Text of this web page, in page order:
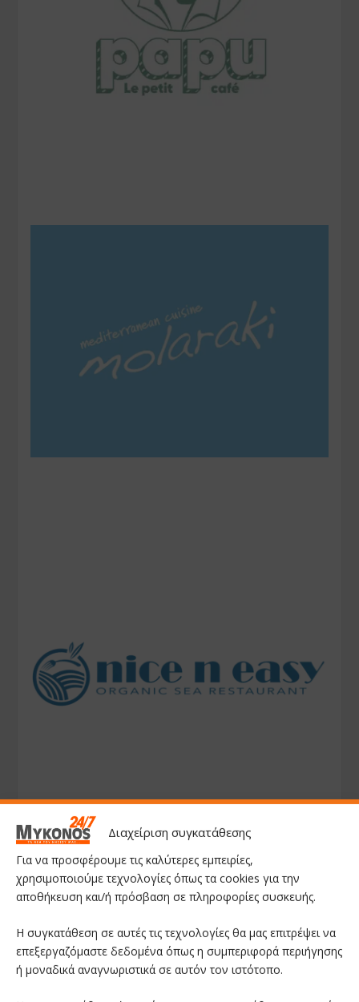
Διαχείριση συγκατάθεσης
Για να προσφέρουμε τις καλύτερες εμπειρίες,
χρησιμοποιούμε τεχνολογίες όπως τα cookies για την
αποθήκευση και/ή πρόσβαση σε πληροφορίες συσκευής.
Η συγκατάθεση σε αυτές τις τεχνολογίες θα μας επιτρέψει να
επεξεργαζόμαστε δεδομένα όπως η συμπεριφορά περιήγησης
ή μοναδικά αναγνωριστικά σε αυτόν τον ιστότοπο.